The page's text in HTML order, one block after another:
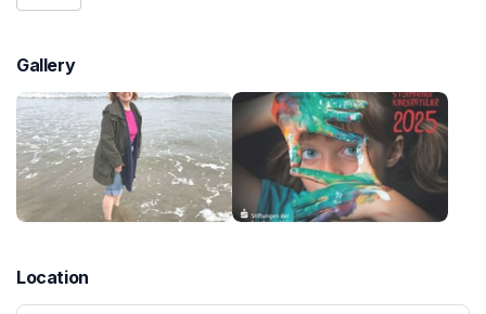
Gallery
Location